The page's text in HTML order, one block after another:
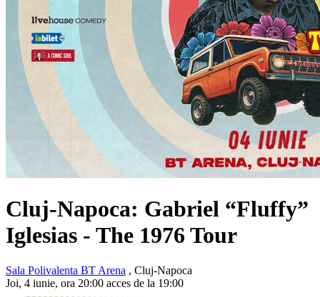
Cluj-Napoca: Gabriel “Fluffy”
Iglesias - The 1976 Tour
Sala Polivalenta BT Arena , Cluj-Napoca
Joi, 4 iunie, ora 20:00 acces de la 19:00